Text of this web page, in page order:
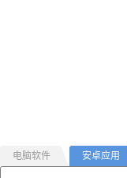
电脑软件 安卓应用